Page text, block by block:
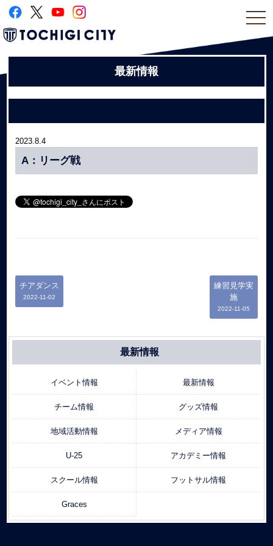
最新情報
2023.8.4
A：リーグ戦
チアダンス
2022-11-02
練習見学実
施
2022-11-05
最新情報
イベント情報 最新情報
チーム情報 グッズ情報
地域活動情報 メディア情報
U-25 アカデミー情報
スクール情報 フットサル情報
Graces